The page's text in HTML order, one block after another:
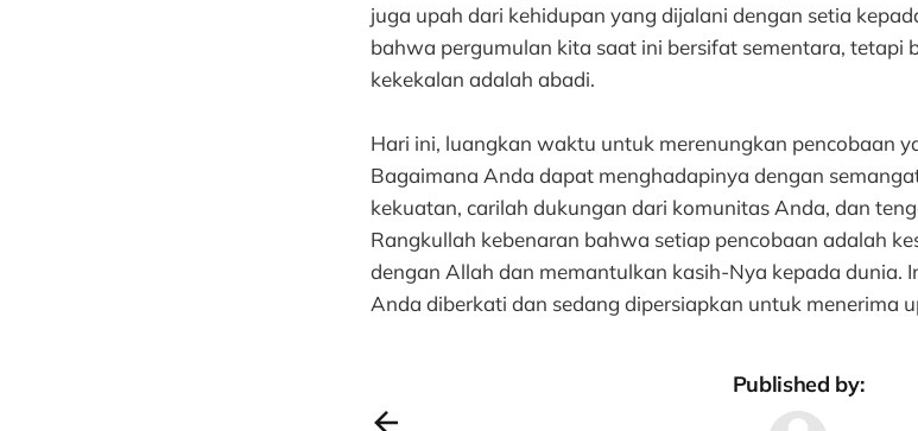
juga upah dari kehidupan yang dijalani dengan setia
bahwa pergumulan kita saat ini bersifat sementara, tetapi
kekekalan adalah abadi.
Hari ini, luangkan waktu untuk merenungkan pencobaan
Bagaimana Anda dapat menghadapinya dengan
kekuatan, carilah dukungan dari komunitas Anda, dan
Rangkullah kebenaran bahwa setiap pencobaan adalah
dengan Allah dan memantulkan kasih-Nya kepada dunia.
Anda diberkati dan sedang dipersiapkan untuk menerima
Published by: